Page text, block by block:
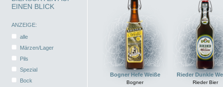
EINEN BLICK
ANZEIGE:
alle
Märzen/Lager
Pils
Spezial
Bock
Bogner Hefe Weiße
Bogner
Rieder Dunkle
Rieder Bier